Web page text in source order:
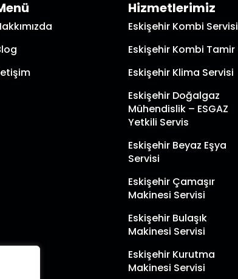
Hizmetlerimiz
Eskişehir Kombi Servisi
Eskişehir Kombi Tamir
Eskişehir Klima Servisi
Eskişehir Doğalgaz
Mühendislik – ESGAZ
Yetkili Servis
Eskişehir Beyaz Eşya
Servisi
Eskişehir Çamaşır
Makinesi Servisi
Eskişehir Bulaşık
Makinesi Servisi
Eskişehir Kurutma
Makinesi Servisi